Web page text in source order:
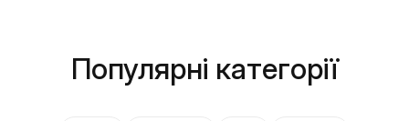
Популярні категорії